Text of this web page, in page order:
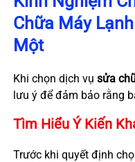
Chữa Máy
Một
Khi chọn dịch vụ sửa
lưu ý để đảm bảo rằng
Tìm Hiểu Ý Kiến
Trước khi quyết định